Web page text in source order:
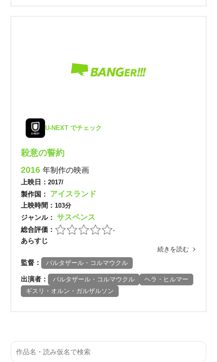
U-NEXT でチェック
殺意の誓約
2016年制作の映画
上映日：2017/
製作国： アイスランド
上映時間： 103分
ジャンル：サスペンス
総合評価： -
あらすじ
続きを読む
監督： バルタザール・コルマウクル
出演者： バルタザール・コルマウクル
ヘラ・ヒルマー
ギスリ・オルン・ガルザルソン